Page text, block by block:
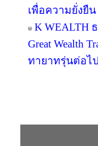
เพื่อความยั่งยื
K WEALTH
Great Wealth
ทายาทรุ่นต่อไป